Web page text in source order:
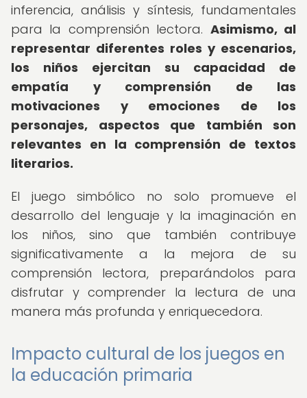
inferencia, análisis y síntesis, fundamentales
para la comprensión lectora. Asimismo, al
representar diferentes roles y escenarios,
los niños ejercitan su capacidad de
empatía y comprensión de las
motivaciones y emociones de los
personajes, aspectos que también son
relevantes en la comprensión de textos
literarios.
El juego simbólico no solo promueve el
desarrollo del lenguaje y la imaginación en
los niños, sino que también contribuye
significativamente a la mejora de su
comprensión lectora, preparándolos para
disfrutar y comprender la lectura de una
manera más profunda y enriquecedora.
Impacto cultural de los juegos en
la educación primaria